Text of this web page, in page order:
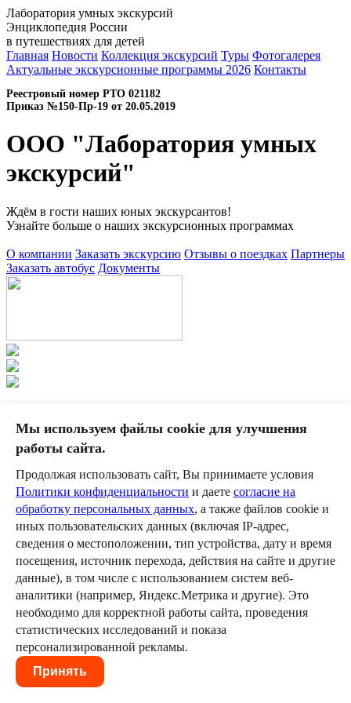
Лаборатория умных экскурсий
Энциклопедия России
в путешествиях для детей
Главная Новости Коллекция экскурсий Туры Фотогалерея
Актуальные экскурсионные программы 2026 Контакты
Реестровый номер РТО 021182
Приказ №150-Пр-19 от 20.05.2019
ООО "Лаборатория умных
экскурсий"
Ждём в гости наших юных экскурсантов!
Узнайте больше о наших экскурсионных программах
О компании Заказать экскурсию Отзывы о поездках Партнеры
Заказать автобус Документы
1
5 6 7 8
© 2026 ООО «Лаборатория Умных
Экскурсий»
Все права защищены
Политика конфиденциальности
Согласие на обработку персональных
данных
Мы используем файлы cookie для улучшения
работы сайта.
Продолжая использовать сайт, Вы принимаете условия
Политики конфиденциальности и даете согласие на
обработку персональных данных, а также файлов cookie и
иных пользовательских данных (включая IP-адрес,
сведения о местоположении, тип устройства, дату и время
посещения, источник перехода, действия на сайте и другие
данные), в том числе с использованием систем веб-
аналитики (например, Яндекс.Метрика и другие). Это
необходимо для корректной работы сайта, проведения
статистических исследований и показа
персонализированной рекламы.
Принять